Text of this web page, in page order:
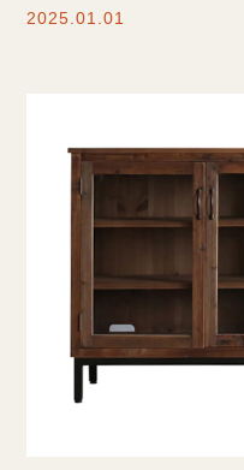
2025.01.01